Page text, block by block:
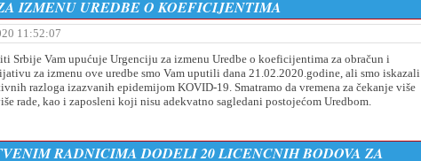
IZMENU UREDBE O KOEFICIJENTIMA
11:52:07
Srbije Vam upućuje Urgenciju za izmenu Uredbe o koeficijentima za obračun i
za izmenu ove uredbe smo Vam uputili dana 21.02.2020.godine, ali smo iskazali
razloga izazvanih epidemijom KOVID-19. Smatramo da vremena za čekanje više
rade, kao i zaposleni koji nisu adekvatno sagledani postojećom Uredbom.
RADNICIMA DODELI 20 LICENCNIH BODOVA ZA